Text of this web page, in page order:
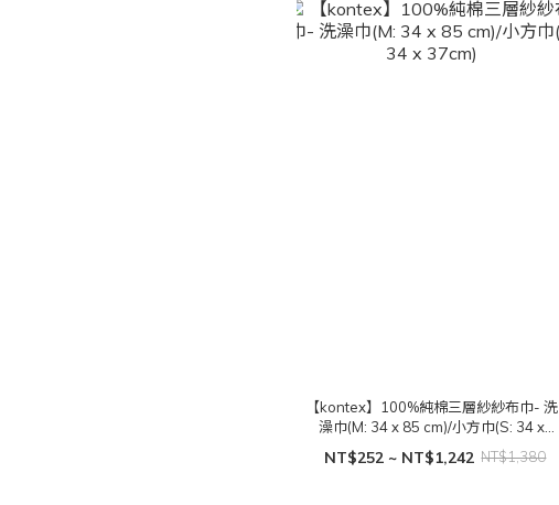
【kontex】100%純棉三層紗紗布巾- 洗
澡巾(M: 34 x 85 cm)/小方巾(S: 34 x
37cm)
NT$252 ~ NT$1,242 NT$1,380